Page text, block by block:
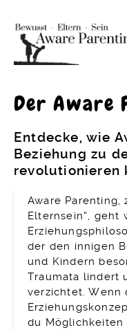
Der Aware
Entdecke, wie
Beziehung zu
revolutionieren
Aware Parenting,
Elternsein“, geht
der den innigen
und Kindern
Traumata lindert
verzichtet. Wenn
du Möglichkeiten